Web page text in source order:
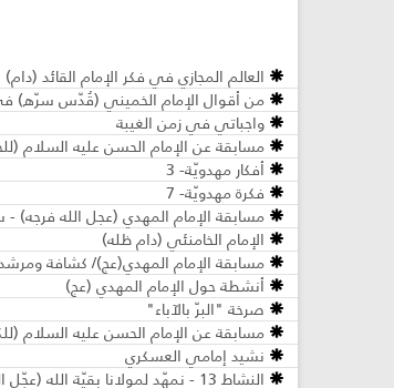
العالم المجازي في فكر الإمام القائد (دام)
من أقوال الإمام الخميني (قُدّس سرّه) في
واجباتي في زمن الغيبة
مسابقة عن الإمام الحسن عليه السلام
أفكار مهدويّة- 3
فكرة مهدويّة- 7
مسابقة الإمام المهدي (عجل الله فرجه) -
الإمام الخامنئي (دام ظله)
مسابقة الإمام المهدي(عج)/ كشافة
أنشطة حول الإمام المهدي (عج)
صرخة "البرّ بالآباء"
مسابقة عن الإمام الحسن عليه السلام
نشيد إمامي العسكري
النشاط 13 - نمهّد لمولانا بقيّة الله (عجّل الله فرجه) - الكشافة والمرشدات